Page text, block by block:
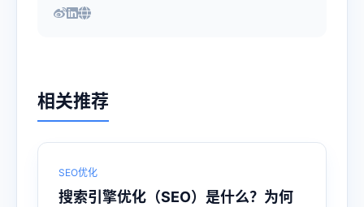
相关推荐
SEO优化
搜索引擎优化（SEO）是什么？为何